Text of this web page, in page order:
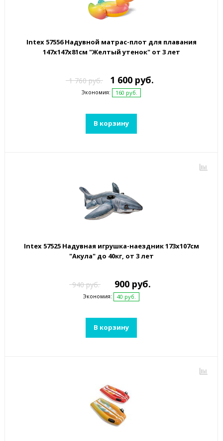
Intex 57556 Надувной матрас-плот для плавания
147х147x81см "Желтый утенок" от 3 лет
1 760 руб. 1 600 руб.
Экономия: 160 руб.
В корзину
Intex 57525 Надувная игрушка-наездник 173х107см
"Акула" до 40кг, от 3 лет
940 руб. 900 руб.
Экономия: 40 руб.
В корзину